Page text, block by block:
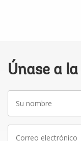
Únase a
nombre